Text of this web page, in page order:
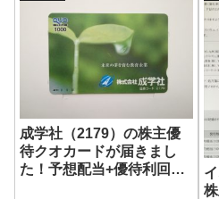
成学社（2179）の株主優
待クオカードが届きまし
た！予想配当+優待利回り